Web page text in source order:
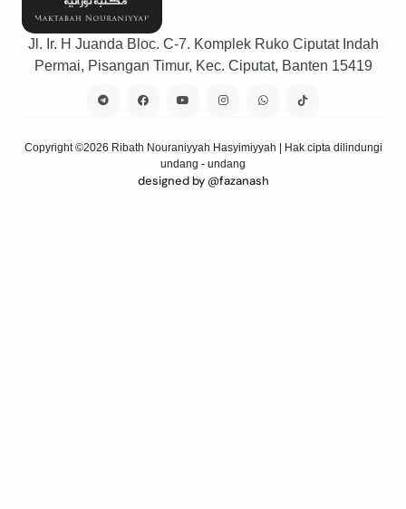
Jl. Ir. H Juanda Bloc. C-7. Komplek Ruko Ciputat Indah
Permai, Pisangan Timur, Kec. Ciputat, Banten 15419
Copyright ©2026 Ribath Nouraniyyah Hasyimiyyah | Hak cipta dilindungi
undang - undang
designed by @fazanash